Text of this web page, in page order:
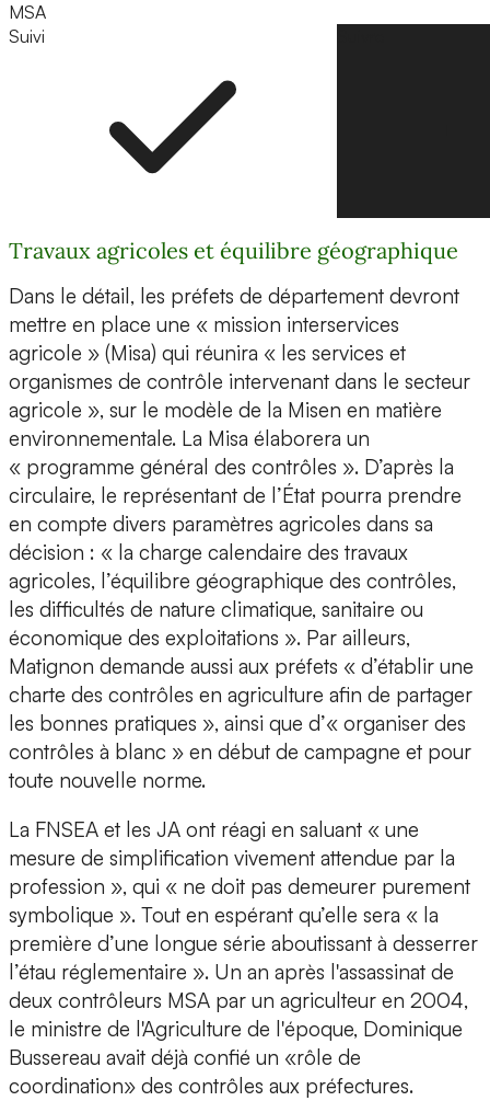
MSA
Suivi
Travaux agricoles et équilibre géographique
Dans le détail, les préfets de département devront
mettre en place une « mission interservices
agricole » (Misa) qui réunira « les services et
organismes de contrôle intervenant dans le secteur
agricole », sur le modèle de la Misen en matière
environnementale. La Misa élaborera un
« programme général des contrôles ». D’après la
circulaire, le représentant de l’État pourra prendre
en compte divers paramètres agricoles dans sa
décision : « la charge calendaire des travaux
agricoles, l’équilibre géographique des contrôles,
les difficultés de nature climatique, sanitaire ou
économique des exploitations ». Par ailleurs,
Matignon demande aussi aux préfets « d’établir une
charte des contrôles en agriculture afin de partager
les bonnes pratiques », ainsi que d’« organiser des
contrôles à blanc » en début de campagne et pour
toute nouvelle norme.
La FNSEA et les JA ont réagi en saluant « une
mesure de simplification vivement attendue par la
profession », qui « ne doit pas demeurer purement
symbolique ». Tout en espérant qu’elle sera « la
première d’une longue série aboutissant à desserrer
l’étau réglementaire ». Un an après l'assassinat de
deux contrôleurs MSA par un agriculteur en 2004,
le ministre de l'Agriculture de l'époque, Dominique
Bussereau avait déjà confié un «rôle de
coordination» des contrôles aux préfectures.